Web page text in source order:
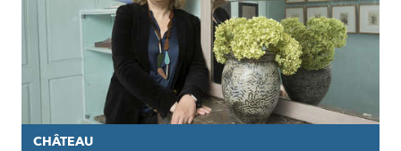
CHÂTEAU